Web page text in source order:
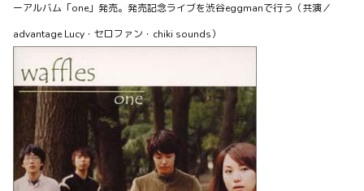
GPR15周年記念パーティーに出演します！
『Guitar Pop Restaurant vol.54』11/29＠大塚Hearts Next
☀️昼杉本清隆 (onsc)マッカチン企画mamiポプリwaffles（ギ
タアコ編成）[DJ...
0 0
waffles officialがBitfanを更新しました
1年以上前
ーアルバム「one」発売。発売記念ライブを渋谷eggmanで行う（共演／
advantage Lucy・セロファン・chiki sounds）